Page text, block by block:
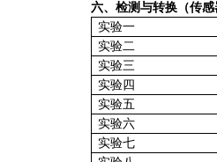
六、检测与转换（传
实验一
实验二
实验三
实验四
实验五
实验六
实验七